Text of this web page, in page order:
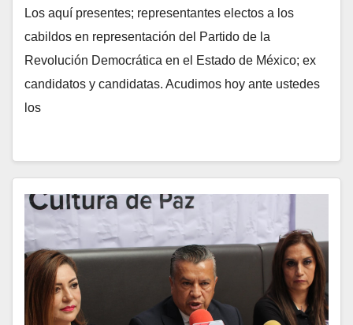
Los aquí presentes; representantes electos a los
cabildos en representación del Partido de la
Revolución Democrática en el Estado de México; ex
candidatos y candidatas. Acudimos hoy ante ustedes
los